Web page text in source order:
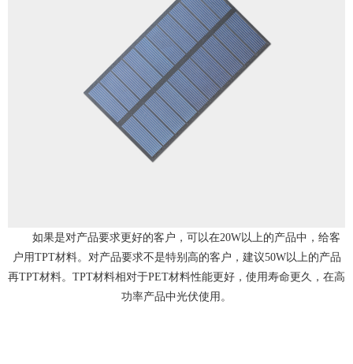
如果是对产品要求更好的客户，可以在20W以上的产品中，给客
户用TPT材料。对产品要求不是特别高的客户，建议50W以上的产品
再TPT材料。TPT材料相对于PET材料性能更好，使用寿命更久，在高
功率产品中光伏使用。